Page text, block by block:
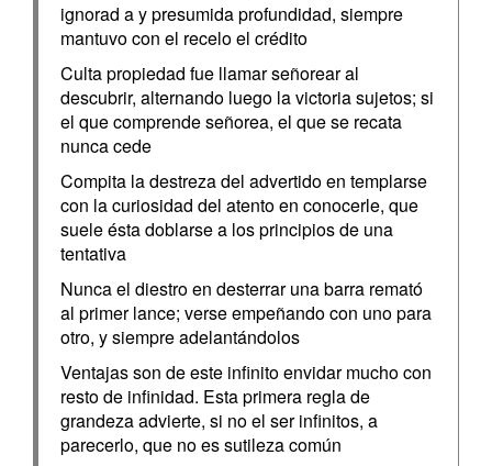
ignorad a y presumida profundidad, siempre
mantuvo con el recelo el crédito
Culta propiedad fue llamar señorear al
descubrir, alternando luego la victoria sujetos; si
el que comprende señorea, el que se recata
nunca cede
Compita la destreza del advertido en templarse
con la curiosidad del atento en conocerle, que
suele ésta doblarse a los principios de una
tentativa
Nunca el diestro en desterrar una barra remató
al primer lance; verse empeñando con uno para
otro, y siempre adelantándolos
Ventajas son de este infinito envidar mucho con
resto de infinidad. Esta primera regla de
grandeza advierte, si no el ser infinitos, a
parecerlo, que no es sutileza común